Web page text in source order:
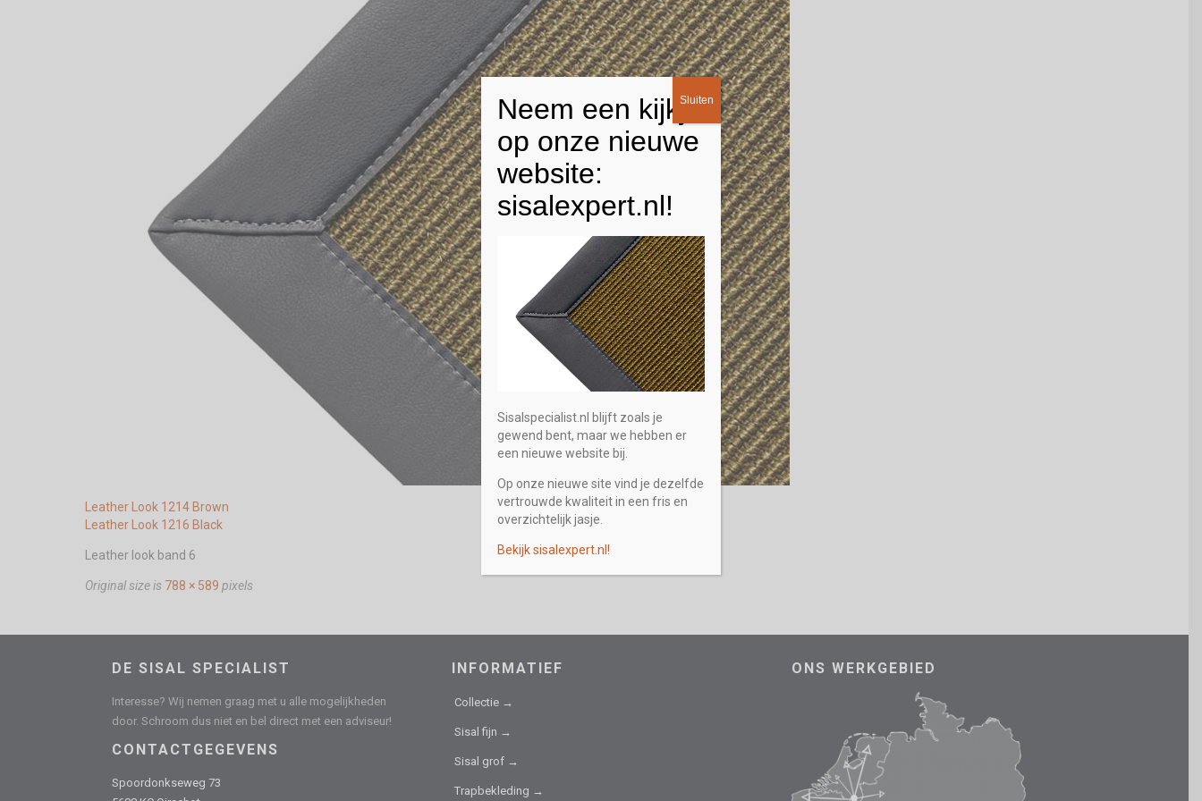
Leather Look 1214 Brown
Leather Look 1216 Black
Leather look band 6
Original size is 788 × 589 pixels
DE SISAL SPECIALIST
Interesse? Wij nemen graag met u alle mogelijkheden
door. Schroom dus niet en bel direct met een adviseur!
CONTACTGEGEVENS
Spoordonkseweg 73
INFORMATIEF
Collectie →
Sisal fijn →
Sisal grof →
Trapbekleding →
ONS WERKGEBIED
Neem een kijkje
op onze nieuwe
website:
sisalexpert.nl!
Sisalspecialist.nl blijft zoals je
gewend bent, maar we hebben er
een nieuwe website bij.
Op onze nieuwe site vind je dezelfde
vertrouwde kwaliteit in een fris en
overzichtelijk jasje.
Bekijk sisalexpert.nl!
Sluiten